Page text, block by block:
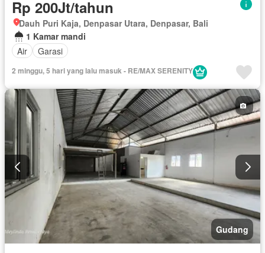
Rp 200Jt/tahun
Dauh Puri Kaja, Denpasar Utara, Denpasar, Bali
1 Kamar mandi
Air
Garasi
2 minggu, 5 hari yang lalu masuk - RE/MAX SERENITY
Gudang